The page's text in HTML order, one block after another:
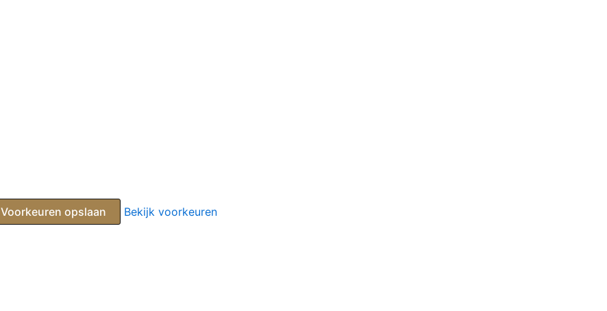
Voorkeuren opslaan
Bekijk voorkeuren